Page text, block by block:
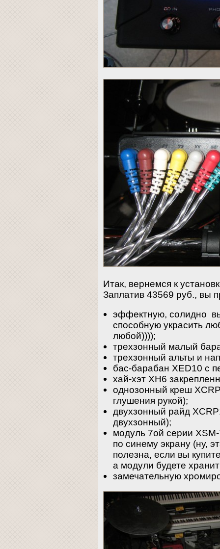
Итак, вернемся к
Заплатив 43569 руб., вы
эффектную, солидно
способную украсить
любой))));
трехзонный малый
трехзонный альты и
бас-барабан XED10 с
хай-хэт XH6
однозонный креш
глушения рукой);
двухзонный райд
двухзонный);
модуль 7ой серии
по синему экрану (ну,
полезна, если вы
а модули будете
замечательную